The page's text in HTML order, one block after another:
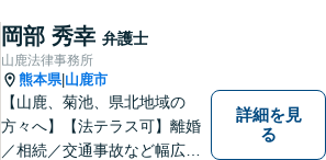
岡部 秀幸 弁護士
山鹿法律事務所
熊本県| 山鹿市
【山鹿、菊池、県北地域の
方々へ】【法テラス可】離婚
／相続／交通事故など幅広く
詳細を見
る